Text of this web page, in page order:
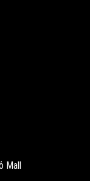
Mall